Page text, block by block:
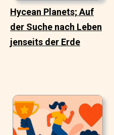
Hycean Planets; Auf
der Suche nach Leben
jenseits der Erde